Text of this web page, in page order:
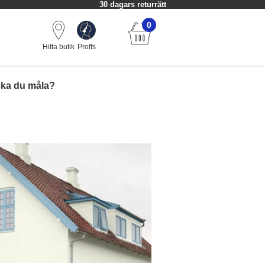
30 dagars returrätt
Hitta butik Proffs
0
du måla?